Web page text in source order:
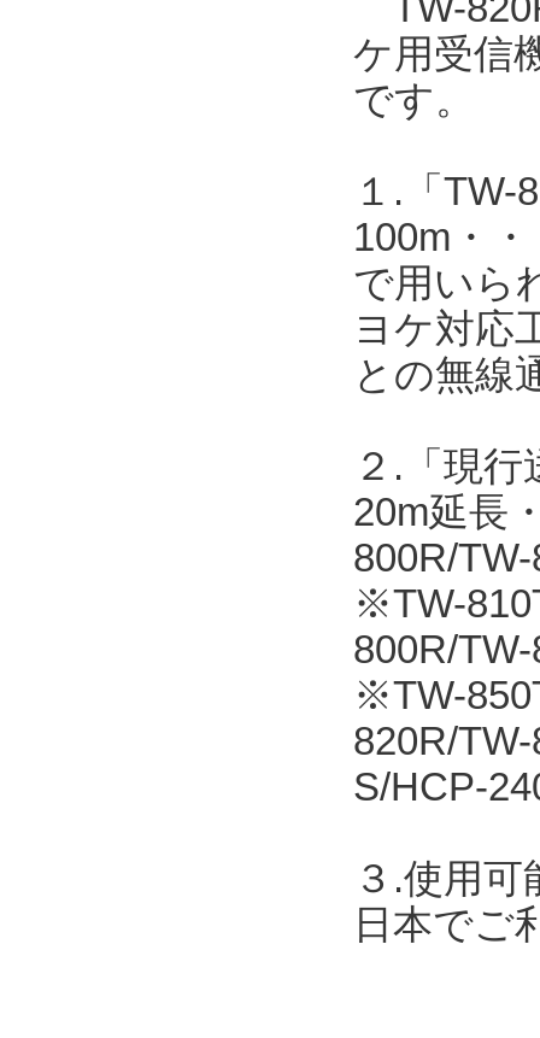
ケ用受信
です。
１.「TW-
100m・
で用いら
ヨケ対応
との無線
２.「現
20m延長
800R/
※TW-
800R/
※TW-
820R/
S/HCP-
３.使用可
日本でご